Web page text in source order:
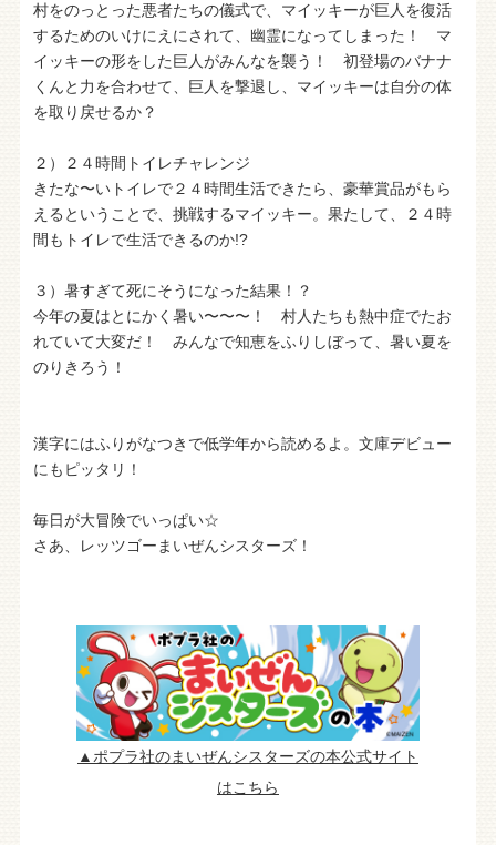
村をのっとった悪者たちの儀式で、マイッキーが巨人を復活
するためのいけにえにされて、幽霊になってしまった！ マ
イッキーの形をした巨人がみんなを襲う！ 初登場のバナナ
くんと力を合わせて、巨人を撃退し、マイッキーは自分の体
を取り戻せるか？
２）２４時間トイレチャレンジ
きたな〜いトイレで２４時間生活できたら、豪華賞品がもら
えるということで、挑戦するマイッキー。果たして、２４時
間もトイレで生活できるのか!?
３）暑すぎて死にそうになった結果！？
今年の夏はとにかく暑い〜〜〜！ 村人たちも熱中症でたお
れていて大変だ！ みんなで知恵をふりしぼって、暑い夏を
のりきろう！
漢字にはふりがなつきで低学年から読めるよ。文庫デビュー
にもピッタリ！
毎日が大冒険でいっぱい☆
さあ、レッツゴーまいぜんシスターズ！
▲ポプラ社のまいぜんシスターズの本公式サイト
はこちら